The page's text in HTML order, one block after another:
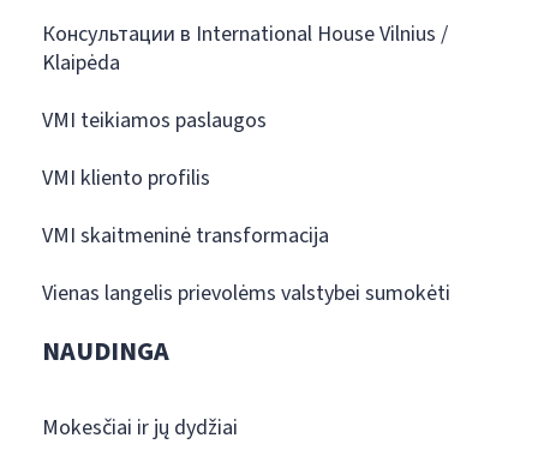
Консультации в International House Vilnius /
Klaipėda
VMI teikiamos paslaugos
VMI kliento profilis
VMI skaitmeninė transformacija
Vienas langelis prievolėms valstybei sumokėti
NAUDINGA
Mokesčiai ir jų dydžiai